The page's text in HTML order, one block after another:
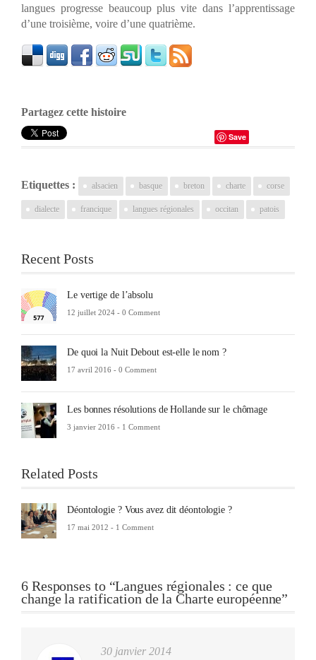
langues progresse beaucoup plus vite dans l’apprentissage
d’une troisième, voire d’une quatrième.
Partagez cette histoire
Save
Etiquettes : alsacien basque breton charte corse
dialecte francique langues régionales occitan patois
Recent Posts
Le vertige de l’absolu
12 juillet 2024 - 0 Comment
De quoi la Nuit Debout est-elle le nom ?
17 avril 2016 - 0 Comment
Les bonnes résolutions de Hollande sur le chômage
3 janvier 2016 - 1 Comment
Related Posts
Déontologie ? Vous avez dit déontologie ?
17 mai 2012 - 1 Comment
6 Responses to “Langues régionales : ce que
change la ratification de la Charte européenne”
30 janvier 2014